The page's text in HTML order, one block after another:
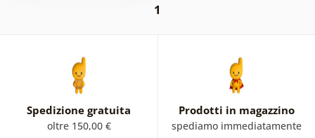
1
Spedizione gratuita
oltre 150,00 €
Prodotti in magazzino
spediamo immediatamente